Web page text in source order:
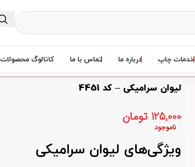
خدمات چاپ درباره ما تماس با ما کاتالوگ محصولات
لیوان سرامیکی – کد 4451
125,000 تومان
ناموجود
ویژگی‌های لیوان سرامیکی